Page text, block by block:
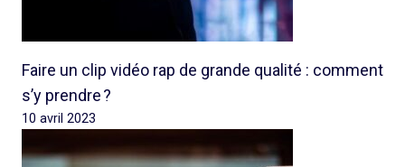
Faire un clip vidéo rap de grande qualité : comment
s’y prendre ?
10 avril 2023